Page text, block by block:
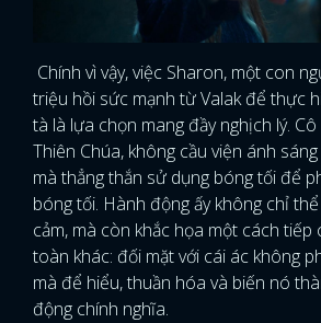
Chính vì vậy, việc Sharon, một con
triệu hồi sức mạnh từ Valak để thực
tà là lựa chọn mang đầy nghịch lý.
Thiên Chúa, không cầu viện ánh
mà thẳng thắn sử dụng bóng tối để
bóng tối. Hành động ấy không chỉ
cảm, mà còn khắc họa một cách tiếp
toàn khác: đối mặt với cái ác không
mà để hiểu, thuần hóa và biến nó
động chính nghĩa.